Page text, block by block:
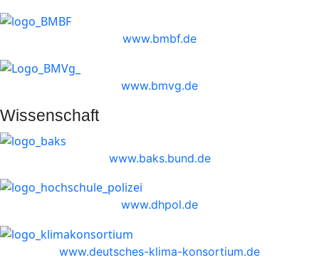
www.bmbf.de
www.bmvg.de
Wissenschaft
www.baks.bund.de
www.dhpol.de
www.deutsches-klima-konsortium.de